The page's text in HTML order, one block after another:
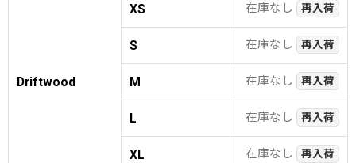
Driftwood
XS 在庫なし 再入荷
S 在庫なし 再入荷
M 在庫なし 再入荷
L 在庫なし 再入荷
XL 在庫なし 再入荷